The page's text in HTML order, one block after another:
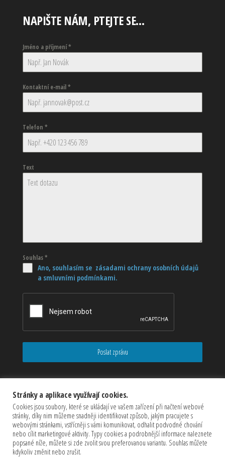
NAPIŠTE NÁM, PTEJTE SE…
Jméno a příjmení*
Kontaktní e-mail*
Telefon *
Text
Souhlas*
Ano, souhlasím se zásadami ochrany osobních údajů
a smluvními podmínkami.
Poslat zprávu
Stránky a aplikace využívají cookies.
Cookies jsou soubory, které se ukládají ve vašem zařízení při načtení webové
stránky, díky nim můžeme snadněji identifikovat způsob, jakým pracujete s
webovými stránkami, vstřícněji s vámi komunikovat, odhalit podvodné chování
nebo cílit marketingové aktivity. Typy cookies a podrobnější informace naleznete
popsané níže, můžete si zde zvolit svou preferovanou variantu. Souhlas můžete
kdykoliv změnit nebo zrušit.